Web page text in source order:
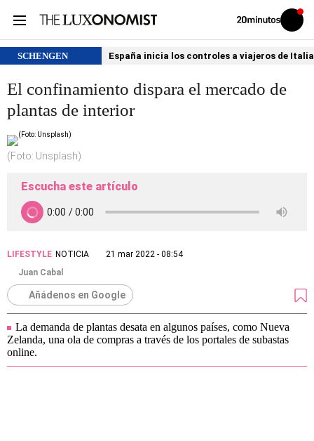
Volver
Iniciar
sesión
SCHENGEN España inicia los controles a viajeros de
El confinamiento dispara el mercado de
plantas de interior
(Foto: Unsplash)
Escucha este artículo
LIFESTYLE NOTICIA
21 mar 2022 - 08:54
Juan Cabal
Añádenos en Google
La demanda de plantas desata en algunos países, como Nueva
Zelanda, una ola de compras a través de los portales de subastas
online.